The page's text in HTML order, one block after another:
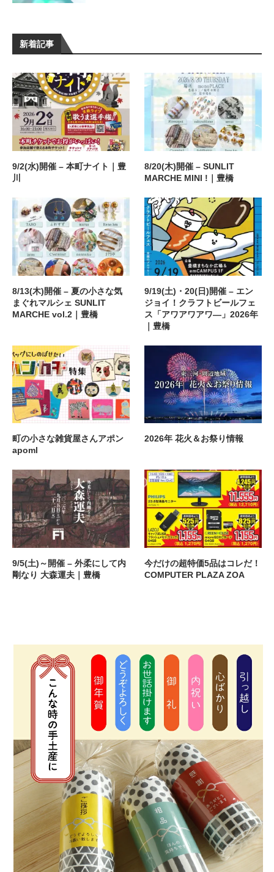
新着記事
9/2(水)開催 – 本町ナイト｜豊
川
8/20(木)開催 – SUNLIT
MARCHE MINI !｜豊橋
8/13(木)開催 – 夏の小さな気
まぐれマルシェ SUNLIT
MARCHE vol.2｜豊橋
9/19(土)・20(日)開催 – エン
ジョイ！クラフトビールフェ
ス「アワアワアワ―」2026年
｜豊橋
町の小さな雑貨屋さんアポン
apoml
2026年 花火＆お祭り情報
9/5(土)～開催 – 外柔にして内
剛なり 大森運夫｜豊橋
今だけの超特価5品はコレだ！
COMPUTER PLAZA ZOA